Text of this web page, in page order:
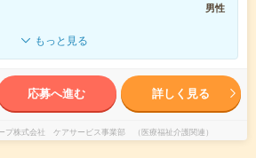
男性
もっと見る
応募へ進む 詳しく見る
プ株式会社 ケアサービス事業部 （医療福祉介護関連）